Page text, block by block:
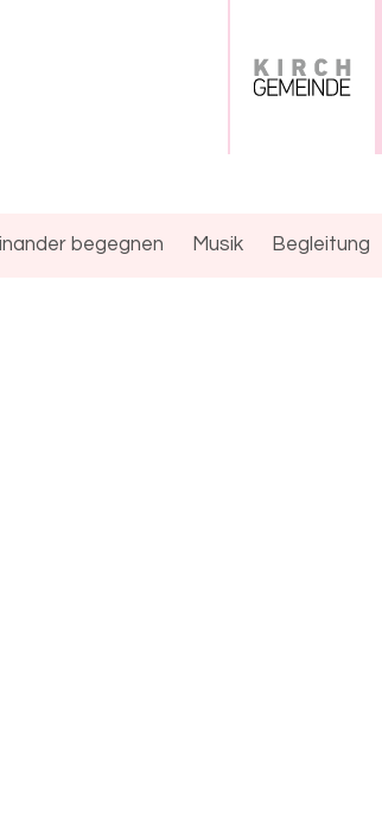
begegnen Musik Begleitung